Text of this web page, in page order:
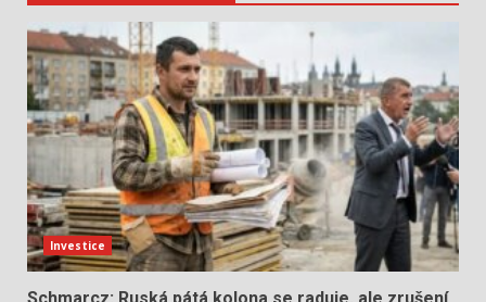
Investice